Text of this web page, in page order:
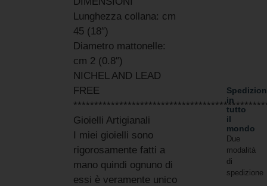
Lunghezza collana: cm
45 (18″)
Diametro mattonelle:
cm 2 (0.8″)
NICHEL AND LEAD
FREE
Gioielli Artigianali
I miei gioielli sono
rigorosamente fatti a
mano quindi ognuno di
essi è veramente unico
in
tutto
il
mondo
Due
modalità
di
spedizione